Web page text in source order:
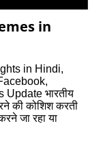
in
in Hindi,
भारतीय
की कोशिश करती
जा रहा या